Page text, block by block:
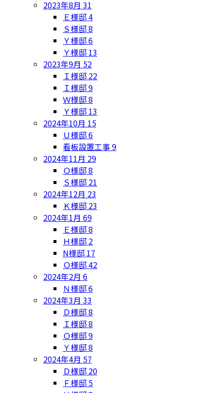
2023年8月 31
Ｅ様邸4
Ｓ様邸8
Ｙ様邸6
Ｙ様邸 13
2023年9月 52
Ｉ様邸 22
Ｉ様邸9
Ｗ様邸8
Ｙ様邸 13
2024年10月 15
Ｕ様邸6
看板設置工事9
2024年11月 29
Ｏ様邸8
Ｓ様邸 21
2024年12月 23
Ｋ様邸 23
2024年1月 69
Ｅ様邸8
Ｈ様邸 2
N様邸 17
Ｏ様邸42
2024年2月 6
Ｎ様邸6
2024年3月 33
Ｄ様邸8
Ｉ様邸8
Ｏ様邸9
Ｙ様邸8
2024年4月 57
Ｄ様邸 20
Ｆ様邸 5